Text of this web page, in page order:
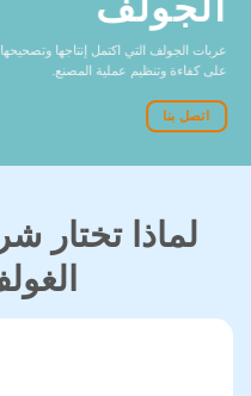
عربات الجولف التي اكتمل إنتاجها وتصحيحها
على كفاءة وتنظيم عملية المصنع.
اتصل بنا
لماذا تختار